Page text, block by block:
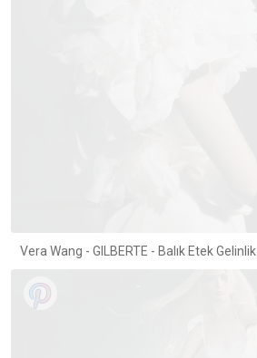
Vera Wang - GILBERTE - Balık Etek Gelinlik